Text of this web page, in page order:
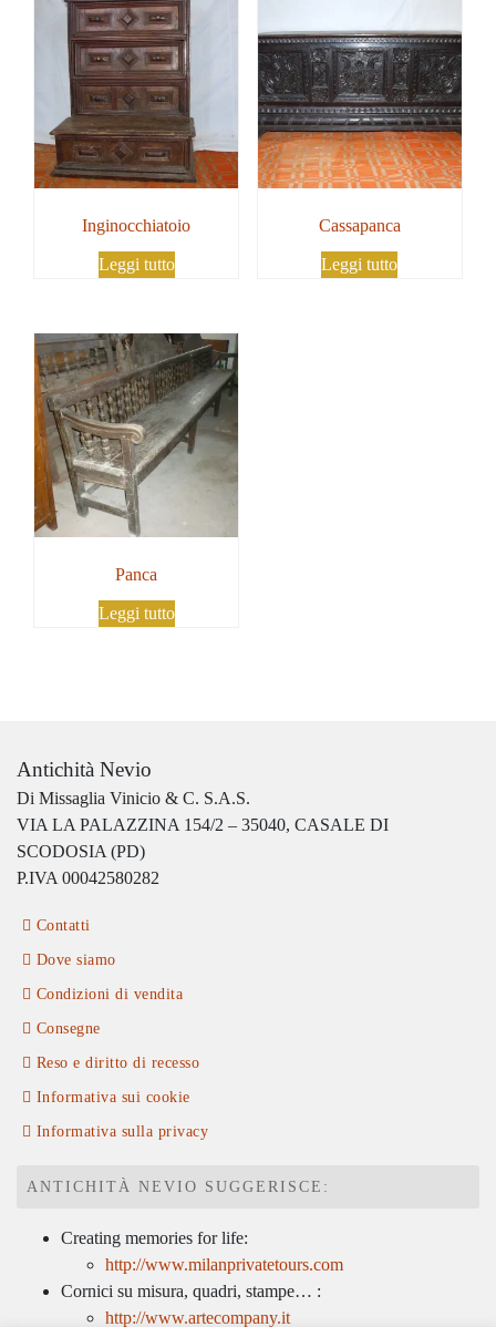
Inginocchiatoio
Leggi tutto
Cassapanca
Leggi tutto
Panca
Leggi tutto
Antichità Nevio
Di Missaglia Vinicio & C. S.A.S.
VIA LA PALAZZINA 154/2 – 35040, CASALE DI
SCODOSIA (PD)
P.IVA 00042580282
Contatti
Dove siamo
Condizioni di vendita
Consegne
Reso e diritto di recesso
Informativa sui cookie
Informativa sulla privacy
ANTICHITÀ NEVIO SUGGERISCE:
Creating memories for life:
http://www.milanprivatetours.com
Cornici su misura, quadri, stampe… :
http://www.artecompany.it